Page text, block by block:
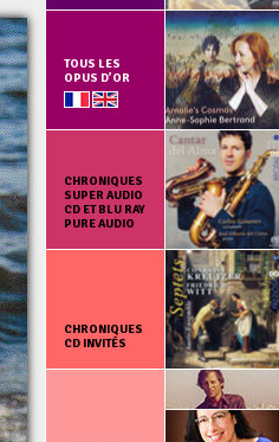
TOUS LES
OPUS D’OR
CHRONIQUES
SUPER AUDIO
CD ET BLU RAY
PURE AUDIO
CHRONIQUES
CD INVITÉS